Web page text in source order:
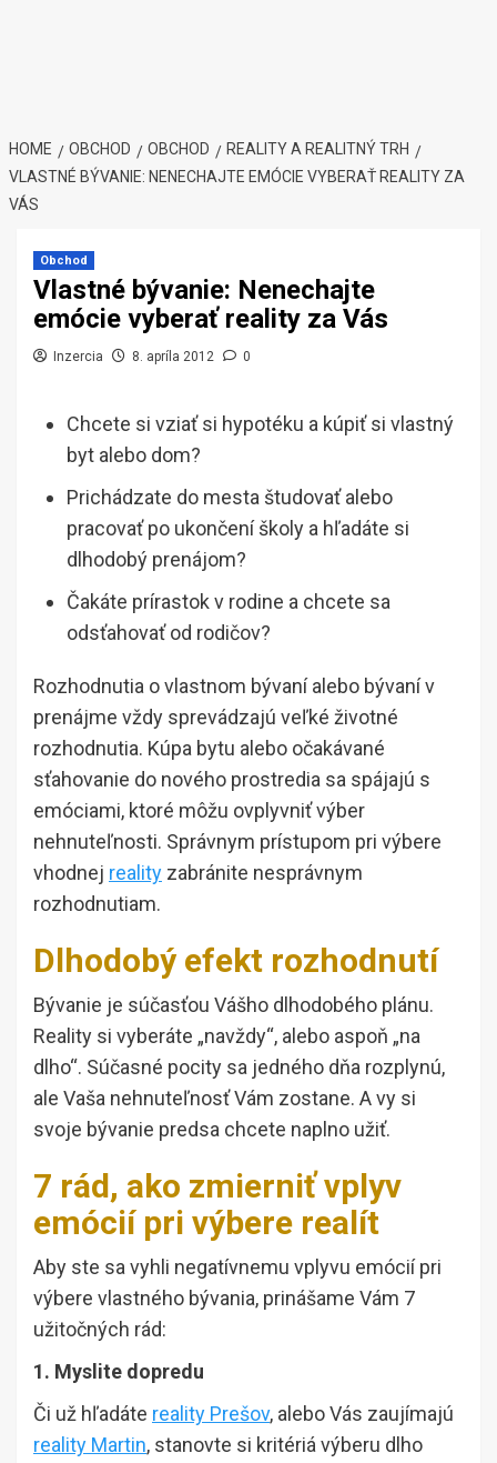
HOME OBCHOD OBCHOD
REALITY A REALITNÝ TRH
VLASTNÉ BÝVANIE: NENECHAJTE EMÓCIE VYBERAŤ REALITY ZA
VÁS
Obchod
Vlastné bývanie: Nenechajte
emócie vyberať reality za Vás
Inzercia 8. apríla 2012 0
Chcete si vziať si hypotéku a kúpiť si vlastný
byt alebo dom?
Prichádzate do mesta študovať alebo
pracovať po ukončení školy a hľadáte si
dlhodobý prenájom?
Čakáte prírastok v rodine a chcete sa
odsťahovať od rodičov?
Rozhodnutia o vlastnom bývaní alebo bývaní v
prenájme vždy sprevádzajú veľké životné
rozhodnutia. Kúpa bytu alebo očakávané
sťahovanie do nového prostredia sa spájajú s
emóciami, ktoré môžu ovplyvniť výber
nehnuteľnosti. Správnym prístupom pri výbere
vhodnej reality zabránite nesprávnym
rozhodnutiam.
Dlhodobý efekt rozhodnutí
Bývanie je súčasťou Vášho dlhodobého plánu.
Reality si vyberáte „navždy“, alebo aspoň „na
dlho“. Súčasné pocity sa jedného dňa rozplynú,
ale Vaša nehnuteľnosť Vám zostane. A vy si
svoje bývanie predsa chcete naplno užiť.
7 rád, ako zmierniť vplyv
emócií pri výbere realít
Aby ste sa vyhli negatívnemu vplyvu emócií pri
výbere vlastného bývania, prinášame Vám 7
užitočných rád:
1. Myslite dopredu
Či už hľadáte reality Prešov, alebo Vás zaujímajú
reality Martin, stanovte si kritériá výberu dlho